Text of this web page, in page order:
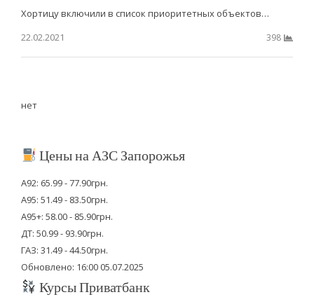
Хортицу включили в список приоритетных объектов…
22.02.2021
398
нет
Цены на АЗС Запорожья
А92: 65.99 - 77.90грн.
А95: 51.49 - 83.50грн.
А95+: 58.00 - 85.90грн.
ДТ: 50.99 - 93.90грн.
ГАЗ: 31.49 - 44.50грн.
Обновлено: 16:00 05.07.2025
Курсы Приватбанк